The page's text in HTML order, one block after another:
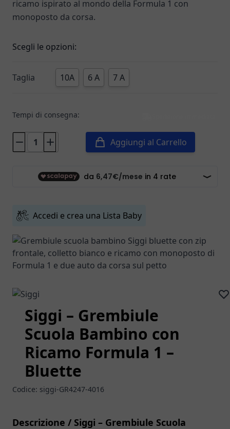
Siggi – Grembiule
Scuola Bambino con
Ricamo Formula 1 –
Bluette
Codice: siggi-GR4247-4016
ricamo ispirato al mondo della Formula 1 con
monoposto da corsa.
Scegli le opzioni:
Taglia 10A 6 A 7 A
Tempi di consegna:
Aggiungi al Carrello
Accedi e crea una Lista Baby
Descrizione / Siggi – Grembiule Scuola